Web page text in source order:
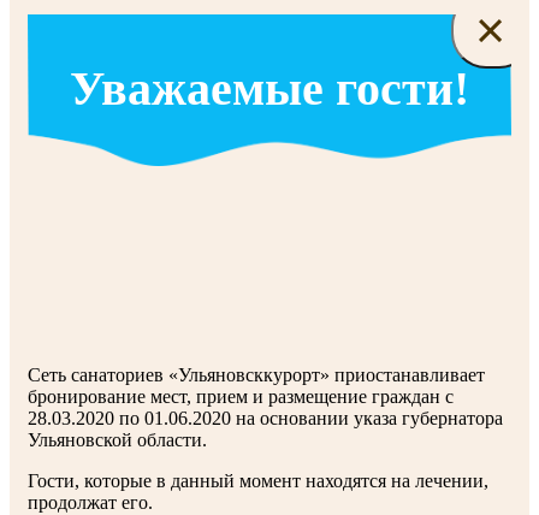
×
Уважаемые гости!
Сеть санаториев «Ульяновсккурорт» приостанавливает
бронирование мест, прием и размещение граждан с
28.03.2020 по 01.06.2020 на основании указа губернатора
Ульяновской области.
Гости, которые в данный момент находятся на лечении,
продолжат его.